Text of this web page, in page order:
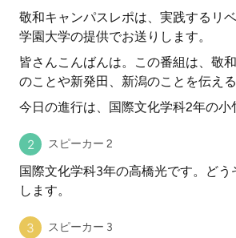
敬和キャンパスレポは、実践するリ
学園大学の提供でお送りします。
皆さんこんばんは。この番組は、敬
のことや新発田、新潟のことを伝え
今日の進行は、国際文化学科2年の小
スピーカー 2
国際文化学科3年の高橋光です。どう
します。
スピーカー 3